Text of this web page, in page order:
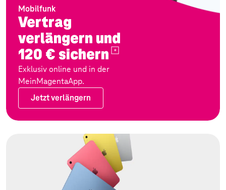
Mobilfunk
Vertrag
verlängern und
120 € sichern
Exklusiv online und in der
MeinMagentaApp.
Jetzt verlängern